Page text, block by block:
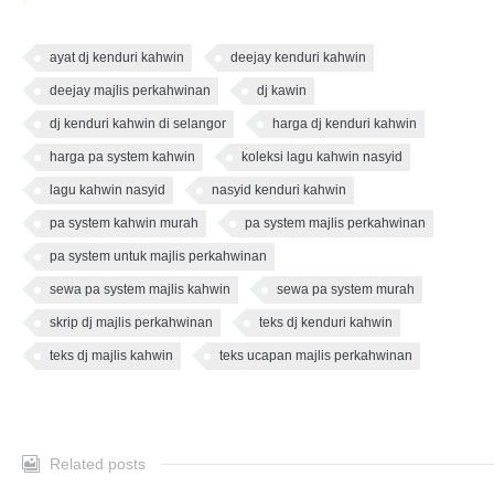
ayat dj kenduri kahwin deejay kenduri kahwin
deejay majlis perkahwinan dj kawin
dj kenduri kahwin di selangor harga dj kenduri kahwin
harga pa system kahwin koleksi lagu kahwin nasyid
lagu kahwin nasyid nasyid kenduri kahwin
pa system kahwin murah pa system majlis perkahwinan
pa system untuk majlis perkahwinan
sewa pa system majlis kahwin sewa pa system murah
skrip dj majlis perkahwinan teks dj kenduri kahwin
teks dj majlis kahwin teks ucapan majlis perkahwinan
Related posts